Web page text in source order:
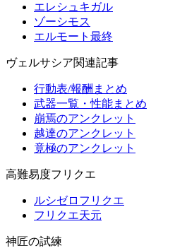
エレシュキガル
ゾーシモス
エルモート最終
ヴェルサシア関連記事
行動表/報酬まとめ
武器一覧・性能まとめ
崩焉のアンクレット
越達のアンクレット
竟極のアンクレット
高難易度フリクエ
ルシゼロフリクエ
フリクエ天元
神匠の試練